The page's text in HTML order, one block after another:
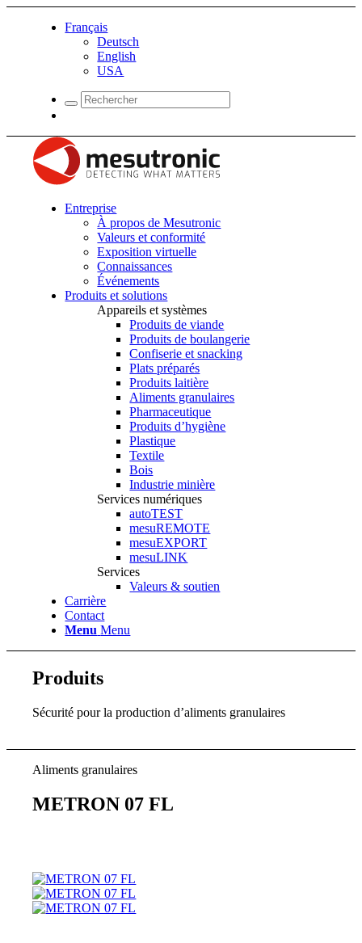
Français
Deutsch
English
USA
Entreprise
À propos de Mesutronic
Valeurs et conformité
Exposition virtuelle
Connaissances
Événements
Produits et solutions
Appareils et systèmes
Produits de viande
Produits de boulangerie
Confiserie et snacking
Plats préparés
Produits laitière
Aliments granulaires
Pharmaceutique
Produits d’hygiène
Plastique
Textile
Bois
Industrie minière
Services numériques
autoTEST
mesuREMOTE
mesuEXPORT
mesuLINK
Services
Valeurs & soutien
Carrière
Contact
Menu Menu
Produits
Sécurité pour la production d’aliments granulaires
Aliments granulaires
METRON 07 FL